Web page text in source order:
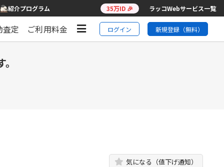
紹介プログラム 35万ID 🎉 ラッコWebサービス一覧
査定 ご利用料金 ログイン 新規登録（無料）
気になる（値下げ通知）